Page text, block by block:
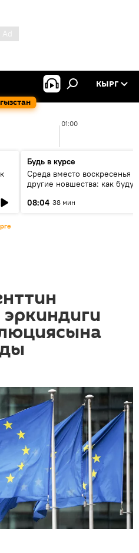
КЫРГ
01:00
Будь в курсе
Среда вместо воскресенья и
другие новшества: как будут
08:04 38 мин